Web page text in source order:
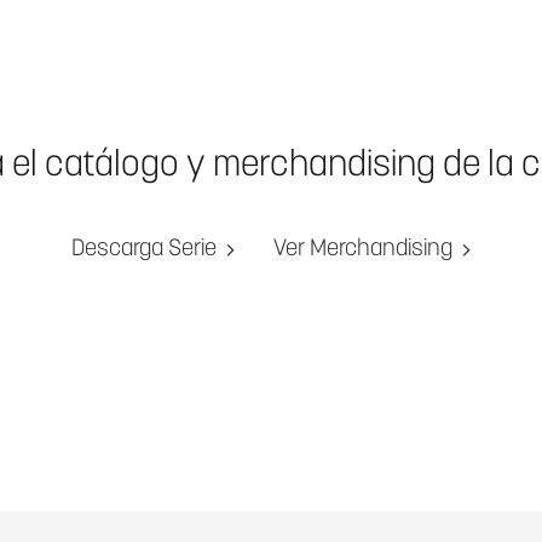
el catálogo y merchandising de la
Descarga Serie Ver Merchandising